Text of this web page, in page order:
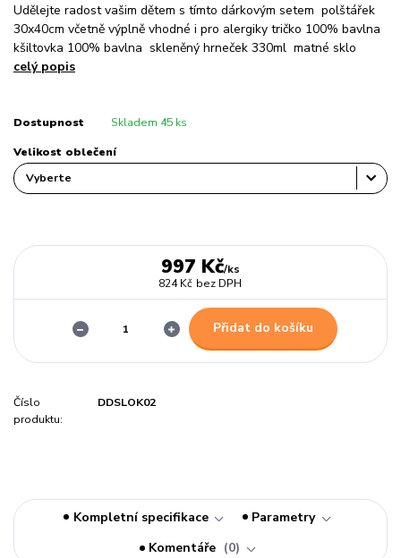
Udělejte radost vašim dětem s tímto dárkovým setem polštářek
30x40cm včetně výplně vhodné i pro alergiky tričko 100% bavlna
kšiltovka 100% bavlna skleněný hrneček 330ml matné sklo
celý popis
Dostupnost Skladem 45 ks
Velikost oblečení
997 Kč/ks
824 Kč bez DPH
Přidat do košíku
Číslo
produktu:
DDSLOK02
Kompletní specifikace
Parametry
Komentáře
0